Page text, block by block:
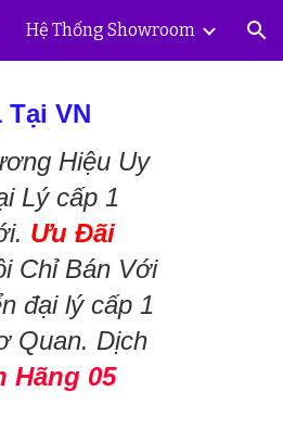
Hệ Thống Showroom
Tại VN
Hiệu Uy
Lý cấp 1
Ưu Đãi
Chỉ Bán Với
đại lý cấp 1
Quan. Dịch
Hãng 05